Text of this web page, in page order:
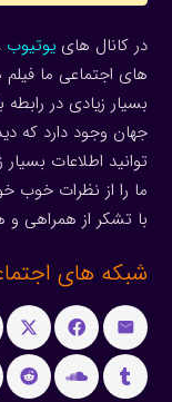
در کانال هاییوتیوب
های اجتماعی ما
بسیار زیادی در
جهان وجود دارد که
توانید اطلاعات بسیار
ما را از نظرات خوب
با تشکر از همراهی و
شبکه های